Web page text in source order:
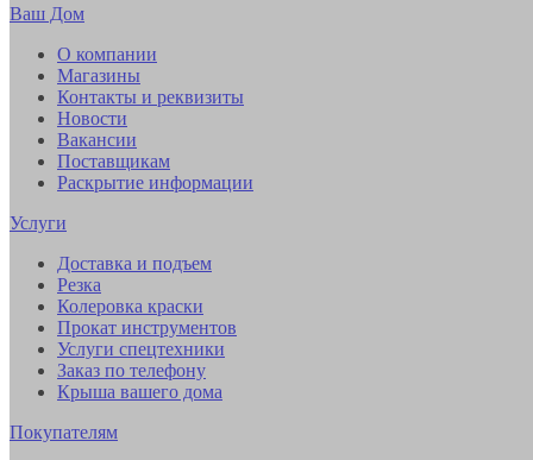
Ваш Дом
О компании
Магазины
Контакты и реквизиты
Новости
Вакансии
Поставщикам
Раскрытие информации
Услуги
Доставка и подъем
Резка
Колеровка краски
Прокат инструментов
Услуги спецтехники
Заказ по телефону
Крыша вашего дома
Покупателям